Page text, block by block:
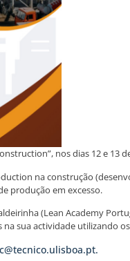
nos dias 12 e
na construção
produção em excesso.
(Lean Academy
sua actividade utilizando